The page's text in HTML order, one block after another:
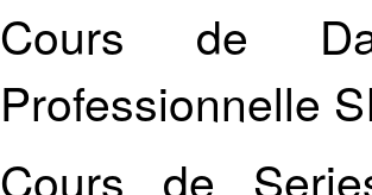
Cours de
Professionnelle
Cours de